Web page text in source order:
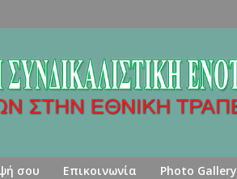
σου Επικοινωνία Photo Gallery